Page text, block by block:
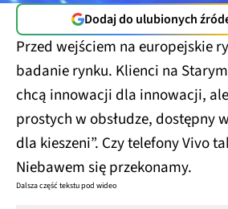
Dodaj do ulubionych
Przed wejściem na europejskie
badanie rynku. Klienci na
chcą innowacji dla innowacji,
prostych w obsłudze, dostępny
dla kieszeni”. Czy telefony Vivo
Niebawem się przekonamy.
Dalsza część tekstu pod wideo